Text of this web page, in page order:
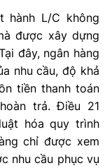
L/C không
được xây dựng
đây, ngân hàng
nhu cầu, độ khả
tiền thanh toán
trả. Điều 21
hóa quy trình
chỉ được xem
nhu cầu phục vụ